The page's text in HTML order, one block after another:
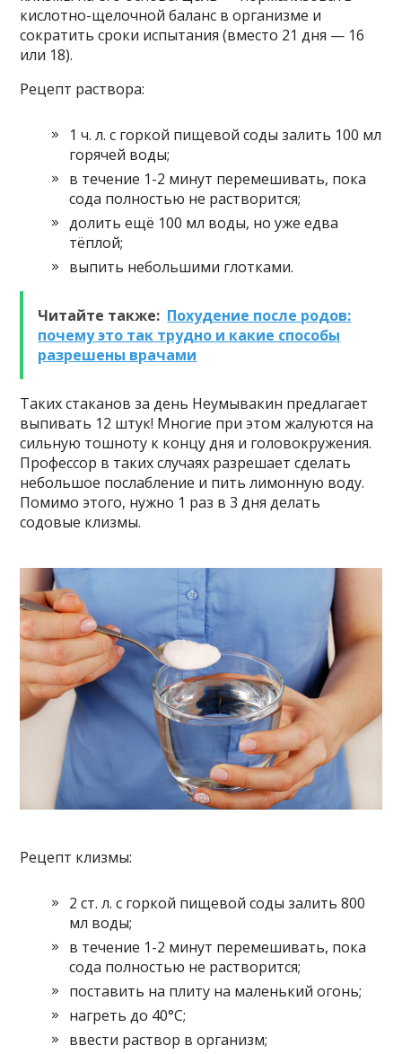
кислотно-щелочной баланс в организме и
сократить сроки испытания (вместо 21 дня — 16
или 18).
Рецепт раствора:
1 ч. л. с горкой пищевой соды залить 100 мл
горячей воды;
в течение 1-2 минут перемешивать, пока
сода полностью не растворится;
долить ещё 100 мл воды, но уже едва
тёплой;
выпить небольшими глотками.
Читайте также: Похудение после родов:
почему это так трудно и какие способы
разрешены врачами
Таких стаканов за день Неумывакин предлагает
выпивать 12 штук! Многие при этом жалуются на
сильную тошноту к концу дня и головокружения.
Профессор в таких случаях разрешает сделать
небольшое послабление и пить лимонную воду.
Помимо этого, нужно 1 раз в 3 дня делать
содовые клизмы.
Рецепт клизмы:
2 ст. л. с горкой пищевой соды залить 800
мл воды;
в течение 1-2 минут перемешивать, пока
сода полностью не растворится;
поставить на плиту на маленький огонь;
нагреть до 40°С;
ввести раствор в организм;